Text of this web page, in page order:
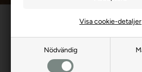
Nödvändig
Visa cookie-detaljer